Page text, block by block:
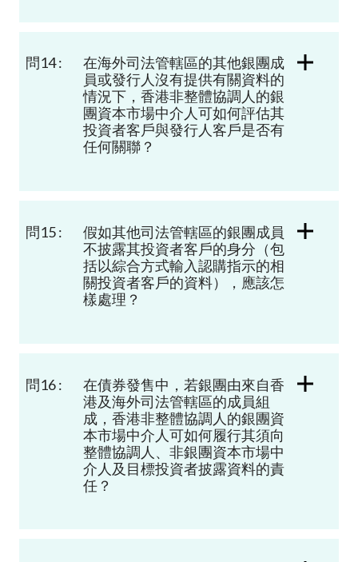
問14 :
在海外司法管轄區的其他銀團成
員或發行人沒有提供有關資料的
情況下，香港非整體協調人的銀
團資本市場中介人可如何評估其
投資者客戶與發行人客戶是否有
任何關聯？
問15 :
假如其他司法管轄區的銀團成員
不披露其投資者客戶的身分（包
括以綜合方式輸入認購指示的相
關投資者客戶的資料），應該怎
樣處理？
問16 :
在債券發售中，若銀團由來自香
港及海外司法管轄區的成員組
成，香港非整體協調人的銀團資
本市場中介人可如何履行其須向
整體協調人、非銀團資本市場中
介人及目標投資者披露資料的責
任？